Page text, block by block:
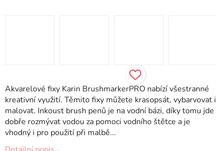
Akvarelové fixy Karin BrushmarkerPRO nabízí všestranné
kreativní využití. Těmito fixy můžete krasopsát, vybarvovat i
malovat. Inkoust brush penů je na vodní bázi, díky tomu jde
dobře rozmývat vodou za pomoci vodního štětce a je
vhodný i pro použití při malbě...